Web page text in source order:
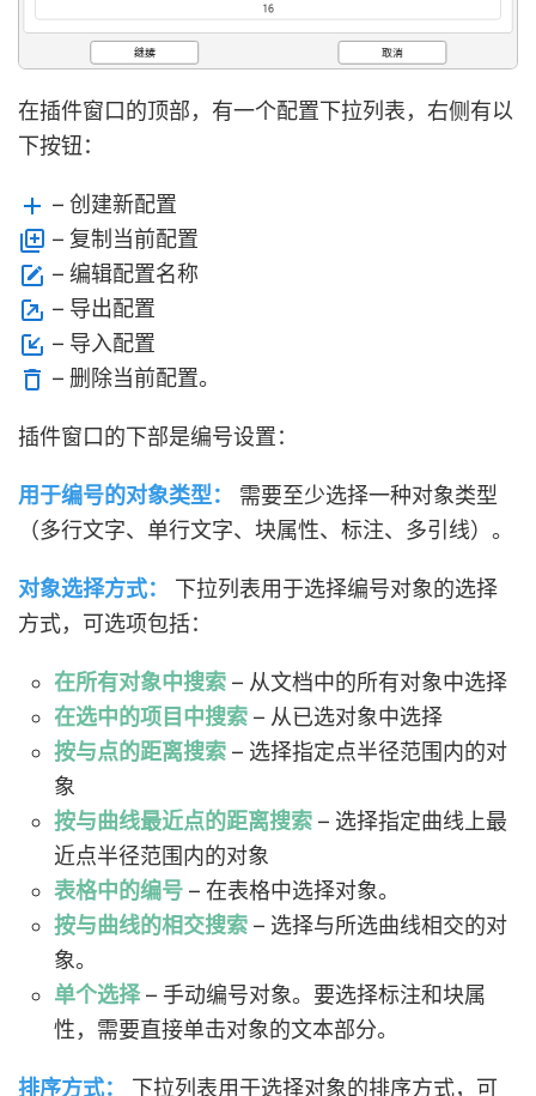
在插件窗口的顶部，有一个配置下拉列表，右侧有以
下按钮：
– 创建新配置
– 复制当前配置
– 编辑配置名称
– 导出配置
– 导入配置
– 删除当前配置。
插件窗口的下部是编号设置：
用于编号的对象类型：
需要至少选择一种对象类型
（多行文字、单行文字、块属性、标注、多引线）。
对象选择方式：
下拉列表用于选择编号对象的选择
方式，可选项包括：
在所有对象中搜索 – 从文档中的所有对象中选择
在选中的项目中搜索 – 从已选对象中选择
按与点的距离搜索 – 选择指定点半径范围内的对
象
按与曲线最近点的距离搜索 – 选择指定曲线上最
近点半径范围内的对象
表格中的编号 – 在表格中选择对象。
按与曲线的相交搜索 – 选择与所选曲线相交的对
象。
单个选择– 手动编号对象。要选择标注和块属
性，需要直接单击对象的文本部分。
排序方式： 下拉列表用于选择对象的排序方式，可